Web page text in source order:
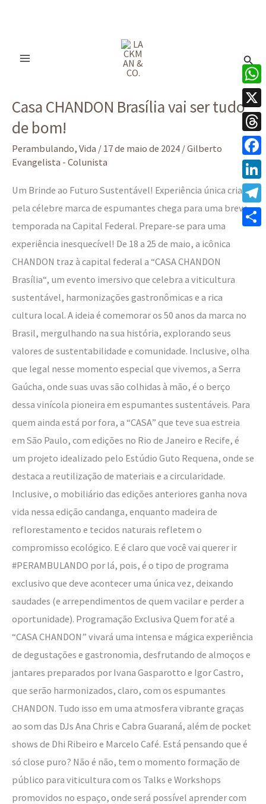
Casa CHANDON Brasília vai ser tudo
de bom!
Perambulando, Vida / 17 de maio de 2024 /Gilberto
Evangelista - Colunista
Um Brinde ao Futuro Sustentável! Experiência única criada
pela célebre marca de espumantes chega para uma breve
temporada na Capital Federal. Prepare-se para uma
experiência inesquecível! De 18 a 25 de maio, a icônica
CHANDON traz à capital federal a “CASA CHANDON
Brasília“, um evento imersivo que celebra a viticultura
sustentável, harmonizações gastronômicas e a rica
cultura local. A ideia é comemorar os 50 anos da marca no
Brasil, mergulhando na sua história, explorando seus
valores de sustentabilidade e comunidade. Inclusive, olha
que legal nesse momento especial que vivemos, a Serra
Gaúcha, onde suas uvas são colhidas à mão, é o berço
dessa vinícola pioneira em espumantes sustentáveis. Para
quem ainda está por fora, a “CASA” que teve sua estreia
em São Paulo, com edições no Rio de Janeiro e Recife, é
um projeto idealizado pelo Estúdio Guto Requena, onde se
destaca a reutilização de materiais e a circularidade.
Inclusive, o mobiliário das edições anteriores ganha nova
vida nessa edição candanga, enquanto madeira de
reflorestamento e tecidos naturais refletem o
compromisso ecológico. E é claro que você vai querer ir
#PERAMBULANDO por lá, pois, é o tipo de programa
exclusivo que deve acontecer uma única vez, deixando
saudades (e arrependimentos de quem vacilar e perder a
oportunidade). Programação Exclusiva Quem for até a
“CASA CHANDON” vivará uma intensa e mágica experiência
de degustações e gastronomia, desfrutando de almoços e
jantares preparados por Ivana Gasparotto e Igor Castro,
que serão harmonizados, claro, com os espumantes
CHANDON. Tudo isso em uma atmosfera vibrante graças
ao som das DJs Ana Chris e Cabra Guaraná, além de pocket
shows de Dhi Ribeiro e Marcelo Café. Está pensando que é
só close puro? Não é não, tem o momento formação de
público para viticultura com os Talks e Workshops
promovidos no espaço, onde será possível aprender com
CHANDON
Brasília
vai
ser
de
bom!
X